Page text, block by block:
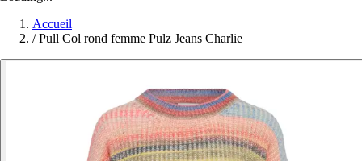
Accueil
/ Pull Col rond femme Pulz Jeans Charlie